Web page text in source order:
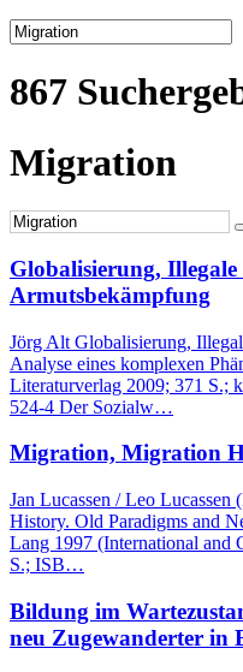
867
Migration
Globalisierung,
Armutsbekämpfung
Jörg Alt Globalisierung,
Analyse eines komplexen
Literaturverlag 2009; 371 S.;
524-4 Der Sozialw…
Migration, Migration
Jan Lucassen / Leo
History. Old Paradigms and
Lang 1997 (International and
S.; ISB…
Bildung im
neu Zugewanderter in